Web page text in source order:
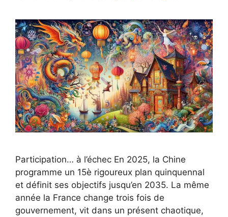
Participation… à l’échec En 2025, la Chine
programme un 15è rigoureux plan quinquennal
et définit ses objectifs jusqu’en 2035. La même
année la France change trois fois de
gouvernement, vit dans un présent chaotique,